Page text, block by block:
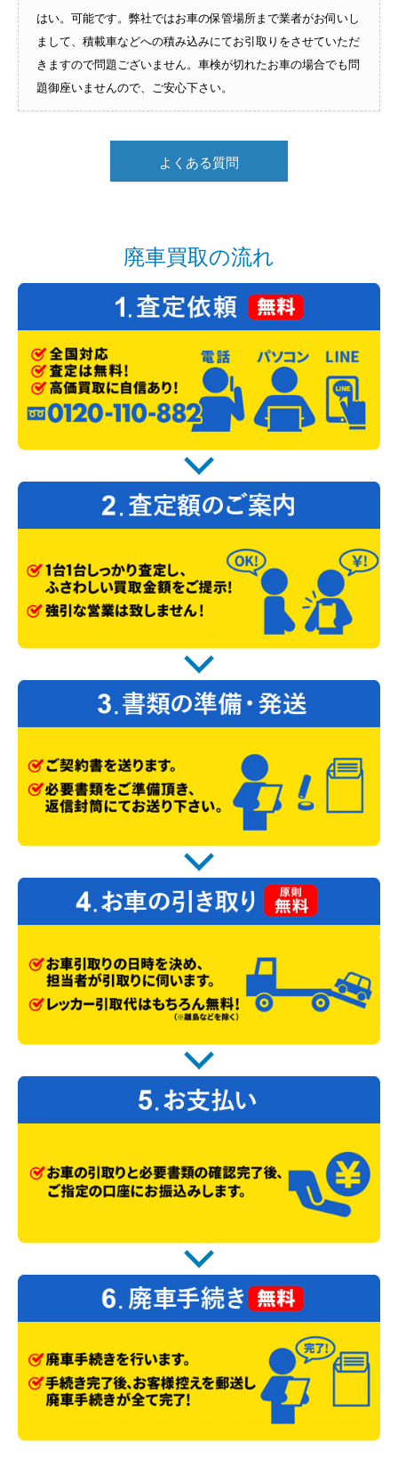
はい。可能です。弊社ではお車の保管場所まで業者がお伺いし
まして、積載車などへの積み込みにてお引取りをさせていただ
きますので問題ございません。車検が切れたお車の場合でも問
題御座いませんので、ご安心下さい。
よくある質問
廃車買取の流れ